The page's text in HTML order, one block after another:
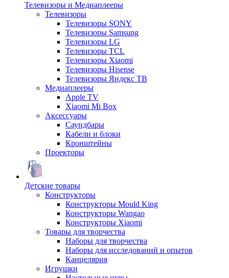
Телевизоры и Медиаплееры
Телевизоры
Телевизоры SONY
Телевизоры Samsung
Телевизоры LG
Телевизоры TCL
Телевизоры Xiaomi
Телевизоры Hisense
Телевизоры Яндекс ТВ
Медиаплееры
Apple TV
Xiaomi Mi Box
Аксессуары
Саундбары
Кабели и блоки
Кронштейны
Проекторы
Детские товары
Конструкторы
Конструкторы Mould King
Конструкторы Wangao
Конструкторы Xiaomi
Товары для творчества
Наборы для творчества
Наборы для исследований и опытов
Канцелярия
Игрушки